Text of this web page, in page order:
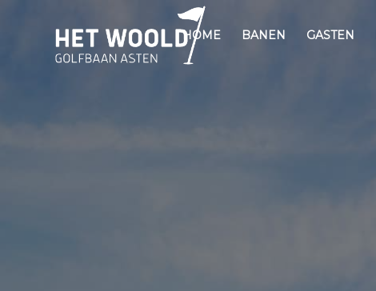
HOME BANEN GASTEN